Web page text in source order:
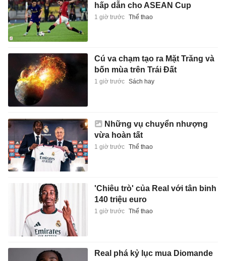
hấp dẫn cho ASEAN Cup
1 giờ trước Thể thao
Cú va chạm tạo ra Mặt Trăng và
bốn mùa trên Trái Đất
1 giờ trước Sách hay
Những vụ chuyển nhượng
vừa hoàn tất
1 giờ trước Thể thao
'Chiêu trò' của Real với tân binh
140 triệu euro
1 giờ trước Thể thao
Real phá kỷ lục mua Diomande